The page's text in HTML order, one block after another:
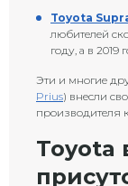
Toyota
любителей
году, а в
Эти и многие
Prius) внесли
производителя
Toyota